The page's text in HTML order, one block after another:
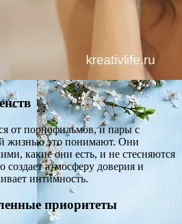
от порнофильмов, и пары с
жизнью это понимают. Они
какие они есть, и не стесняются
создает атмосферу доверия и
интимность.
приоритеты